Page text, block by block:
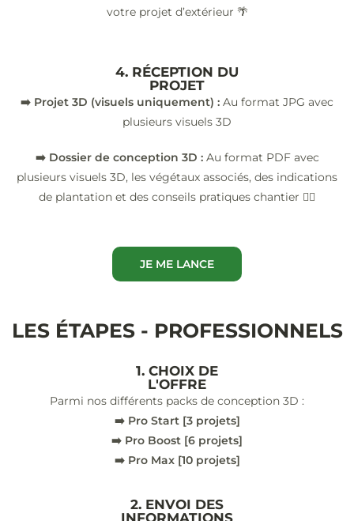
votre projet d’extérieur 🌴
4. RÉCEPTION DU
PROJET
➡️ Projet 3D (visuels uniquement) : Au format JPG avec
plusieurs visuels 3D
➡️ Dossier de conception 3D :Au format PDF avec
plusieurs visuels 3D, les végétaux associés, des indications
de plantation et des conseils pratiques chantier 👷‍♂️
JE ME LANCE
LES ÉTAPES - PROFESSIONNELS
1. CHOIX DE
L'OFFRE
Parmi nos différents packs de conception 3D :
➡️ Pro Start [3 projets]
➡️ Pro Boost [6 projets]
➡️ Pro Max [10 projets]
2. ENVOI DES
INFORMATIONS